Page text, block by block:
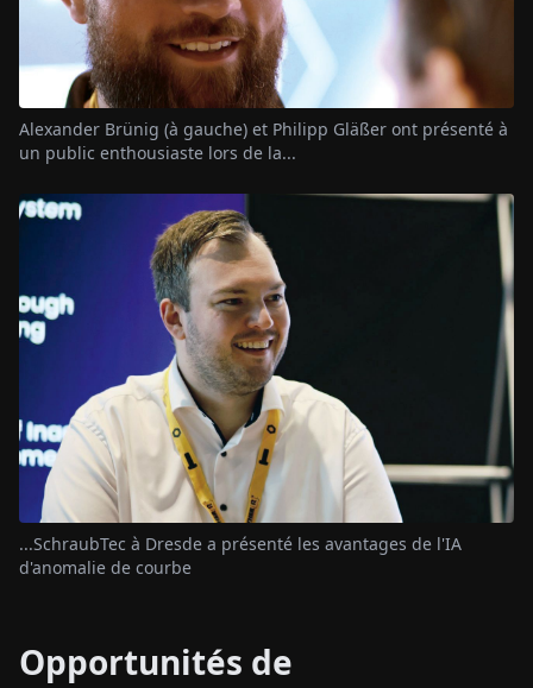
Alexander Brünig (à gauche) et Philipp Gläßer ont présenté à
un public enthousiaste lors de la...
...SchraubTec à Dresde a présenté les avantages de l'IA
d'anomalie de courbe
Opportunités de